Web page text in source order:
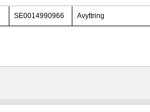
SE0014990966 Avyttring